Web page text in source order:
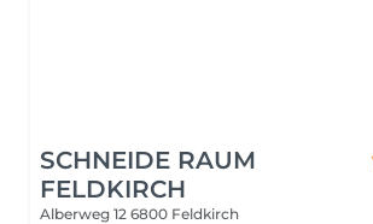
SCHNEIDE RAUM
FELDKIRCH
Alberweg 12 6800 Feldkirch